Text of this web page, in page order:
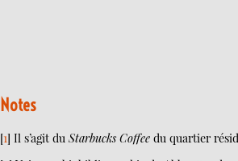
Notes
[1]Il s’agit duStarbucks Coffee du quartier